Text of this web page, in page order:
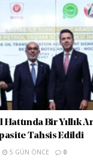
Bir Yıllık
Tahsis Edildi
5 GÜN ÖNCE 0